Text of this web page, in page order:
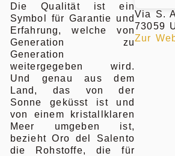
Die Qualität ist ein
Symbol für Garantie und
Erfahrung, welche von
Generation zu
Generation
weitergegeben wird.
Und genau aus dem
Land, das von der
Sonne geküsst ist und
von einem kristallklaren
Meer umgeben ist,
bezieht Oro del Salento
die Rohstoffe, die für
Via S.
73059
Zur